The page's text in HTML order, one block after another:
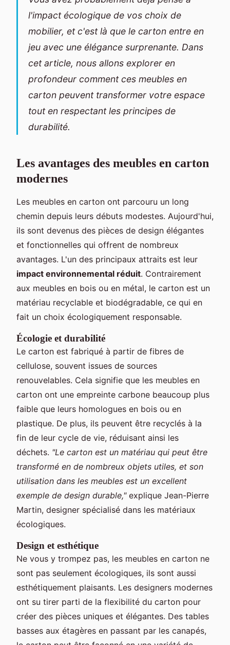
l'impact écologique de vos choix de
mobilier, et c'est là que le carton entre en
jeu avec une élégance surprenante. Dans
cet article, nous allons explorer en
profondeur comment ces meubles en
carton peuvent transformer votre espace
tout en respectant les principes de
durabilité.
Les avantages des meubles en carton
modernes
Les meubles en carton ont parcouru un long
chemin depuis leurs débuts modestes. Aujourd'hui,
ils sont devenus des pièces de design élégantes
et fonctionnelles qui offrent de nombreux
avantages. L'un des principaux attraits est leur
impact environnemental réduit. Contrairement
aux meubles en bois ou en métal, le carton est un
matériau recyclable et biodégradable, ce qui en
fait un choix écologiquement responsable.
Écologie et durabilité
Le carton est fabriqué à partir de fibres de
cellulose, souvent issues de sources
renouvelables. Cela signifie que les meubles en
carton ont une empreinte carbone beaucoup plus
faible que leurs homologues en bois ou en
plastique. De plus, ils peuvent être recyclés à la
fin de leur cycle de vie, réduisant ainsi les
déchets. "Le carton est un matériau qui peut être
transformé en de nombreux objets utiles, et son
utilisation dans les meubles est un excellent
exemple de design durable,"explique Jean-Pierre
Martin, designer spécialisé dans les matériaux
écologiques.
Design et esthétique
Ne vous y trompez pas, les meubles en carton ne
sont pas seulement écologiques, ils sont aussi
esthétiquement plaisants. Les designers modernes
ont su tirer parti de la flexibilité du carton pour
créer des pièces uniques et élégantes. Des tables
basses aux étagères en passant par les canapés,